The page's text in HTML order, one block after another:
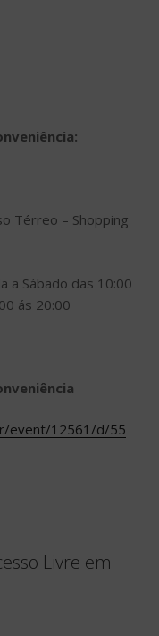
Térreo – Shopping
a Sábado das 10:00
ás 20:00
event/12561/d/55
Livre em